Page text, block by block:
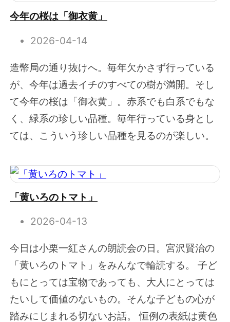
今年の桜は「御衣黄」
2026-04-14
造幣局の通り抜けへ。毎年欠かさず行っている
が、今年は過去イチのすべての樹が満開。そし
て今年の桜は「御衣黄」。赤系でも白系でもな
く、緑系の珍しい品種。毎年行っている身とし
ては、こういう珍しい品種を見るのが楽しい。
「黄いろのトマト」
2026-04-13
今日は小栗一紅さんの朗読会の日。宮沢賢治の
「黄いろのトマト」をみんなで輪読する。 子ど
もにとっては宝物であっても、大人にとっては
たいして価値のないもの。そんな子どもの心が
踏みにじまれる切ないお話。 恒例の表紙は黄色